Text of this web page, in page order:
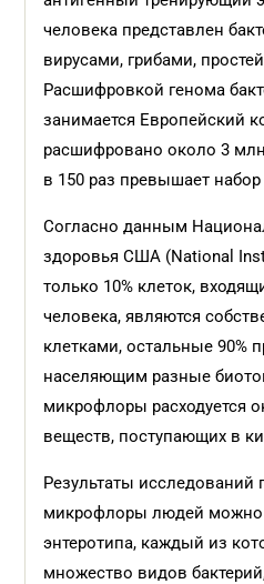
человека представлен
вирусами, грибами,
Расшифровкой генома
занимается Европейский
расшифровано около 3
в 150 раз превышает
Согласно данным
здоровья США (National
только 10% клеток,
человека, являются
клетками, остальные 90%
населяющим разные
микрофлоры расходуется
веществ, поступающих в
Результаты исследований
микрофлоры людей можно
энтеротипа, каждый из
множество видов